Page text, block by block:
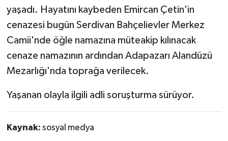
yaşadı. Hayatını kaybeden Emircan Çetin'in
cenazesi bugün Serdivan Bahçelievler Merkez
Camii'nde öğle namazına müteakip kılınacak
cenaze namazının ardından Adapazarı Alandüzü
Mezarlığı'nda toprağa verilecek.
Yaşanan olayla ilgili adli soruşturma sürüyor.
Kaynak: sosyal medya